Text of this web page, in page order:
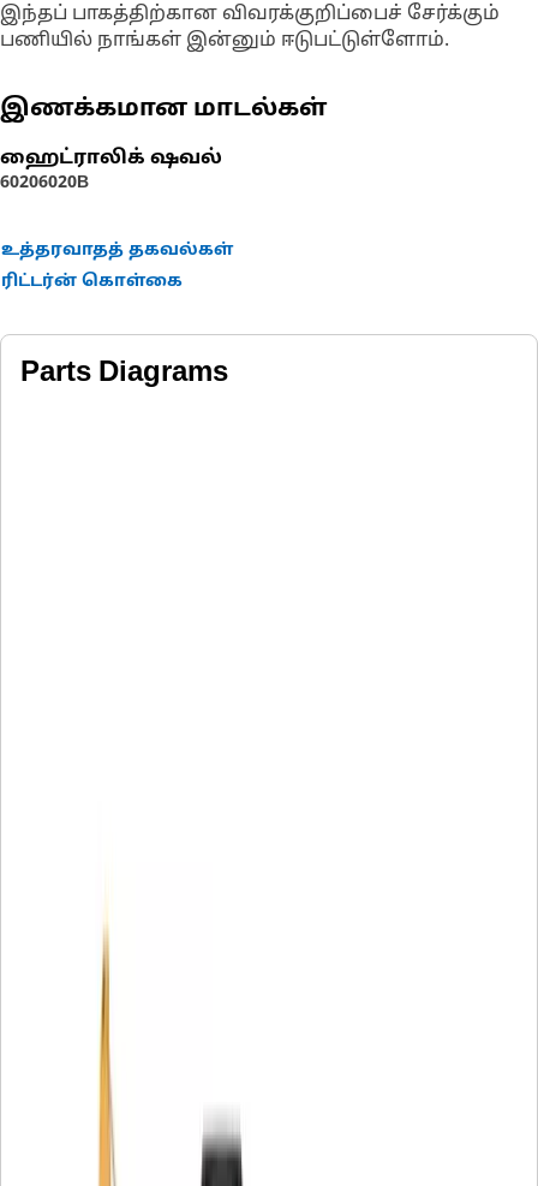
இந்தப் பாகத்திற்கான விவரக்குறிப்பைச் சேர்க்கும்
பணியில் நாங்கள் இன்னும் ஈடுபட்டுள்ளோம்.
இணக்கமான மாடல்கள்
ஹைட்ராலிக் ஷவல்
60206020B
உத்தரவாதத் தகவல்கள்
ரிட்டர்ன் கொள்கை
Parts Diagrams